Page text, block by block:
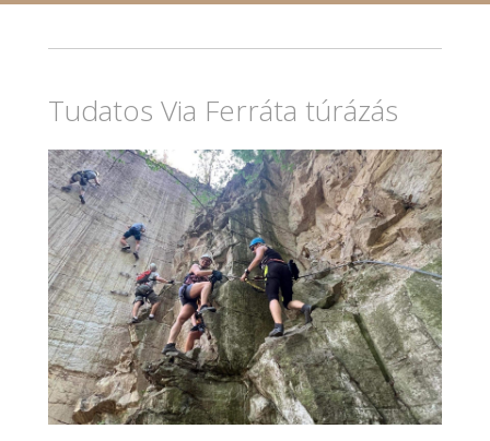
Tudatos Via Ferráta túrázás